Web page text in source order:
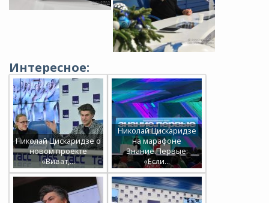
Интересное:
Николай Цискаридзе о
новом проекте
«Виват,…
Николай Цискаридзе
на марафоне
Знание.Первые:
«Если…